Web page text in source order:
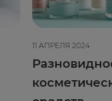
11 АПРЕЛЯ 2024